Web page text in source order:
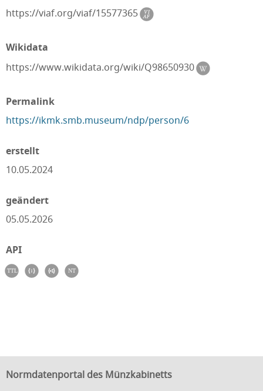
https://viaf.org/viaf/15577365
Wikidata
https://www.wikidata.org/wiki/Q98650930
Permalink
https://ikmk.smb.museum/ndp/person/6
erstellt
10.05.2024
geändert
05.05.2026
API
Normdatenportal des Münzkabinetts